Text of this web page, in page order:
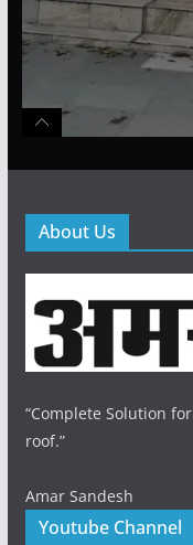
About Us
“Complete Solution
roof.”
Amar Sandesh
Youtube Channel